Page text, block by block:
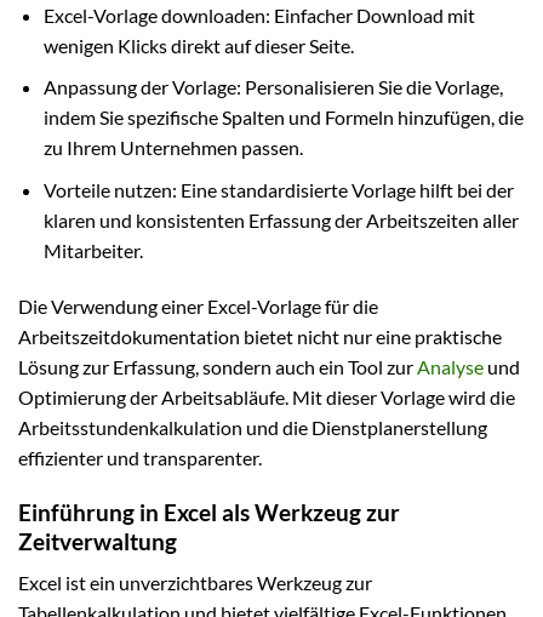
Excel-Vorlage downloaden: Einfacher Download mit
wenigen Klicks direkt auf dieser Seite.
Anpassung der Vorlage: Personalisieren Sie die Vorlage,
indem Sie spezifische Spalten und Formeln hinzufügen, die
zu Ihrem Unternehmen passen.
Vorteile nutzen: Eine standardisierte Vorlage hilft bei der
klaren und konsistenten Erfassung der Arbeitszeiten aller
Mitarbeiter.
Die Verwendung einer Excel-Vorlage für die
Arbeitszeitdokumentation bietet nicht nur eine praktische
Lösung zur Erfassung, sondern auch ein Tool zurAnalyse und
Optimierung der Arbeitsabläufe. Mit dieser Vorlage wird die
Arbeitsstundenkalkulation und die Dienstplanerstellung
effizienter und transparenter.
Einführung in Excel als Werkzeug zur
Zeitverwaltung
Excel ist ein unverzichtbares Werkzeug zur